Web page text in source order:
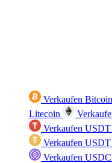
Verkaufen Bitcoin
Litecoin
Verkaufen
Verkaufen
Verkaufen